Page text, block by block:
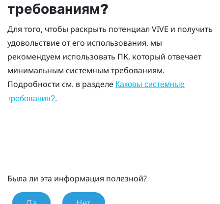
требованиям?
Для того, чтобы раскрыть потенциал VIVE и получить
удовольствие от его использования, мы
рекомендуем использовать ПК, который отвечает
минимальным системным требованиям.
Подробности см. в разделе Каковы системные
требования?.
Была ли эта информация полезной?